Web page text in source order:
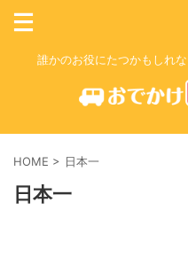
誰かのお役にたつかもしれ
HOME > 日本一
日本一